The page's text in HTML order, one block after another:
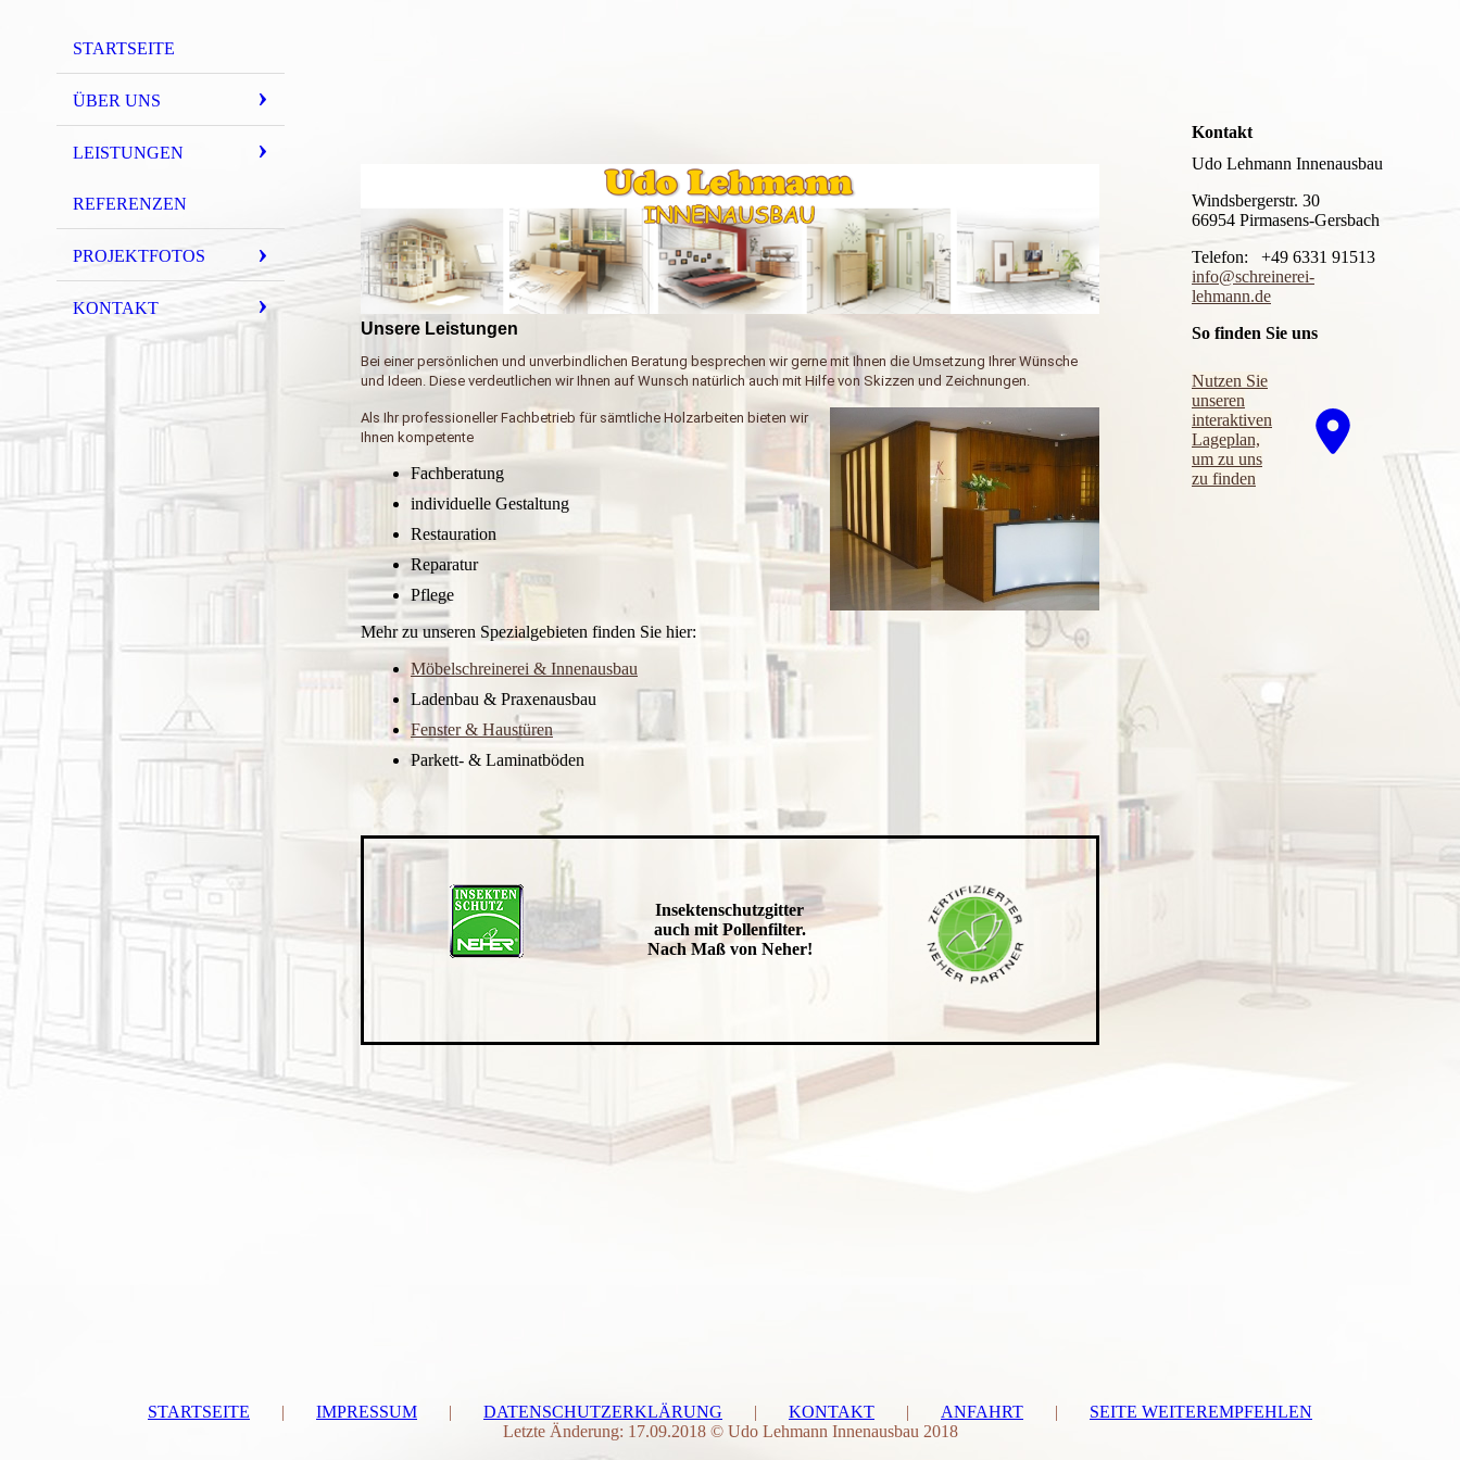
STARTSEITE
ÜBER UNS
LEISTUNGEN
REFERENZEN
PROJEKTFOTOS
KONTAKT
Unsere Leistungen
Bei einer persönlichen und unverbindlichen Beratung besprechen wir gerne mit Ihnen die Umsetzung Ihrer Wünsche
und Ideen. Diese verdeutlichen wir Ihnen auf Wunsch natürlich auch mit Hilfe von Skizzen und Zeichnungen.
Als Ihr professioneller Fachbetrieb für sämtliche Holzarbeiten bieten wir
Ihnen kompetente
Fachberatung
individuelle Gestaltung
Restauration
Reparatur
Pflege
Mehr zu unseren Spezialgebieten finden Sie hier:
Möbelschreinerei & Innenausbau
Ladenbau & Praxenausbau
Fenster & Haustüren
Parkett- & Laminatböden
Insektenschutzgitter
auch mit Pollenfilter.
Nach Maß von Neher!
Kontakt
Udo Lehmann Innenausbau
Windsbergerstr. 30
66954 Pirmasens-Gersbach
Telefon: +49 6331 91513
info@schreinerei-
lehmann.de
So finden Sie uns
Nutzen Sie
unseren
interaktiven
La­ge­plan,
um zu uns
zu finden
STARTSEITE | IMPRESSUM | DATENSCHUTZERKLÄRUNG | KONTAKT | ANFAHRT |
SEITE WEITEREMPFEHLEN
Letzte Änderung: 17.09.2018 © Udo Lehmann Innenausbau 2018